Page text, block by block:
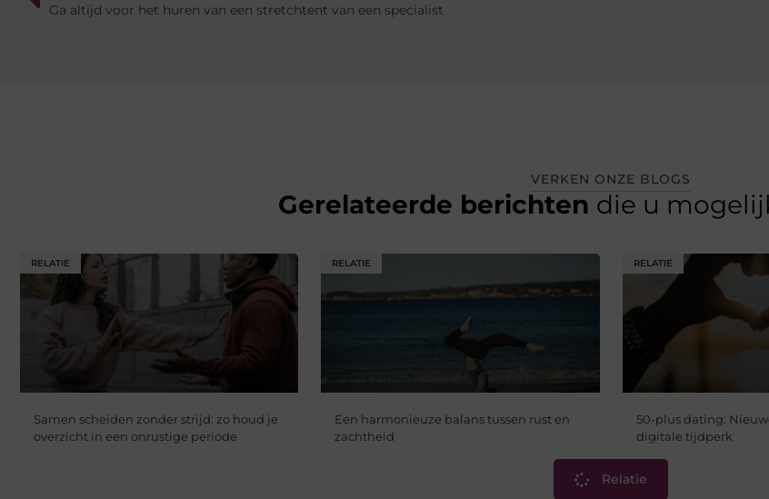
Ga altijd voor het huren van een stretchtent van een specialist
VERKEN ONZE BLOGS
Gerelateerde berichten die u
RELATIE
Samen scheiden zonder strijd: zo houd je
overzicht in een onrustige periode
RELATIE
Een harmonieuze balans tussen rust en
zachtheid
RELATIE
50-plus dating:
digitale tijdperk
Relatie